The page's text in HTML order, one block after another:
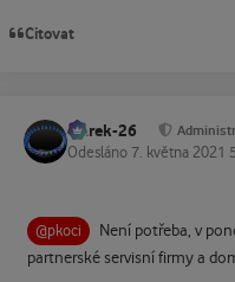
Citovat
Marek-26
Odesláno 7. května 2021
@pkoci
Není potřeba, v
partnerské servisní firmy a